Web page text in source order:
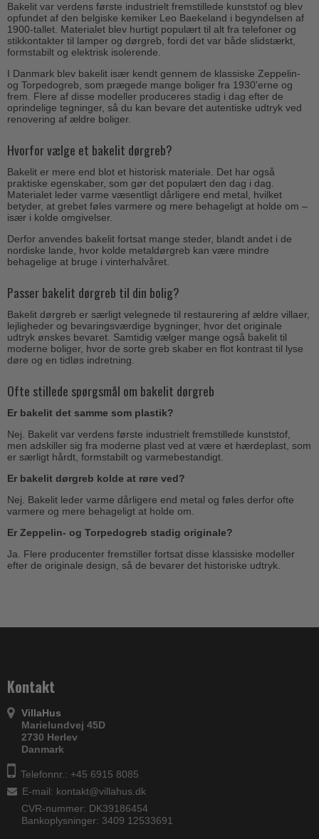
Bakelit var verdens første industrielt fremstillede kunststof og blev
opfundet af den belgiske kemiker Leo Baekeland i begyndelsen af
1900-tallet. Materialet blev hurtigt populært til alt fra telefoner og
stikkontakter til lamper og dørgreb, fordi det var både slidstærkt,
formstabilt og elektrisk isolerende.
I Danmark blev bakelit især kendt gennem de klassiske Zeppelin-
og Torpedogreb, som prægede mange boliger fra 1930'erne og
frem. Flere af disse modeller produceres stadig i dag efter de
oprindelige tegninger, så du kan bevare det autentiske udtryk ved
renovering af ældre boliger.
Hvorfor vælge et bakelit dørgreb?
Bakelit er mere end blot et historisk materiale. Det har også
praktiske egenskaber, som gør det populært den dag i dag.
Materialet leder varme væsentligt dårligere end metal, hvilket
betyder, at grebet føles varmere og mere behageligt at holde om –
især i kolde omgivelser.
Derfor anvendes bakelit fortsat mange steder, blandt andet i de
nordiske lande, hvor kolde metaldørgreb kan være mindre
behagelige at bruge i vinterhalvåret.
Passer bakelit dørgreb til din bolig?
Bakelit dørgreb er særligt velegnede til restaurering af ældre villaer,
lejligheder og bevaringsværdige bygninger, hvor det originale
udtryk ønskes bevaret. Samtidig vælger mange også bakelit til
moderne boliger, hvor de sorte greb skaber en flot kontrast til lyse
døre og en tidløs indretning.
Ofte stillede spørgsmål om bakelit dørgreb
Er bakelit det samme som plastik?
Nej. Bakelit var verdens første industrielt fremstillede kunststof,
men adskiller sig fra moderne plast ved at være et hærdeplast, som
er særligt hårdt, formstabilt og varmebestandigt.
Er bakelit dørgreb kolde at røre ved?
Nej. Bakelit leder varme dårligere end metal og føles derfor ofte
varmere og mere behageligt at holde om.
Er Zeppelin- og Torpedogreb stadig originale?
Ja. Flere producenter fremstiller fortsat disse klassiske modeller
efter de originale design, så de bevarer det historiske udtryk.
Kontakt
VillaHus
Marielundvej 45D
2730 Herlev
Danmark
Telefonnr.: +45 6915 8085
E-mail: kontakt@villahus.dk
CVR-nummer: DK39186454
Bankoplysninger: 3409 12533691